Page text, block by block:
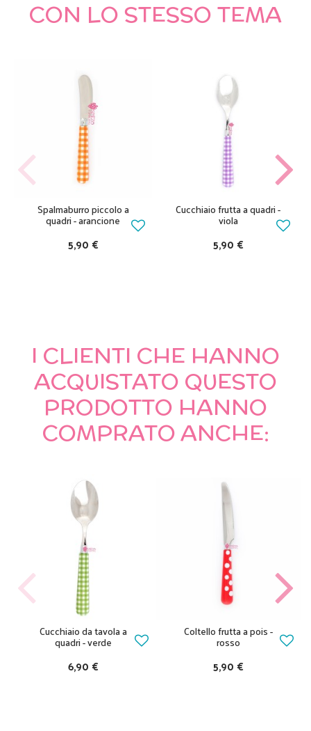
CON LO STESSO TEMA
Spalmaburro piccolo a
quadri - arancione
5,90 €
Cucchiaio frutta a quadri -
viola
5,90 €
I CLIENTI CHE HANNO
ACQUISTATO QUESTO
PRODOTTO HANNO
COMPRATO ANCHE:
Cucchiaio da tavola a
quadri - verde
6,90 €
Coltello frutta a pois -
rosso
5,90 €